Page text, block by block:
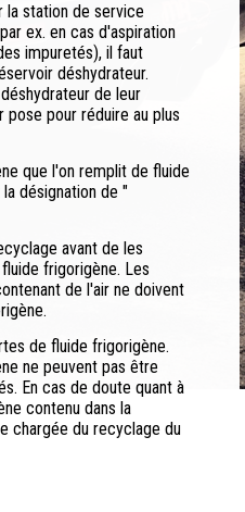
la station de service
ex. en cas d'aspiration
impuretés), il faut
déshydrateur.
de leur
pour réduire au plus
que l'on remplit de fluide
désignation de "
avant de les
frigorigène. Les
de l'air ne doivent
de fluide frigorigène.
ne peuvent pas être
En cas de doute quant à
contenu dans la
chargée du recyclage du